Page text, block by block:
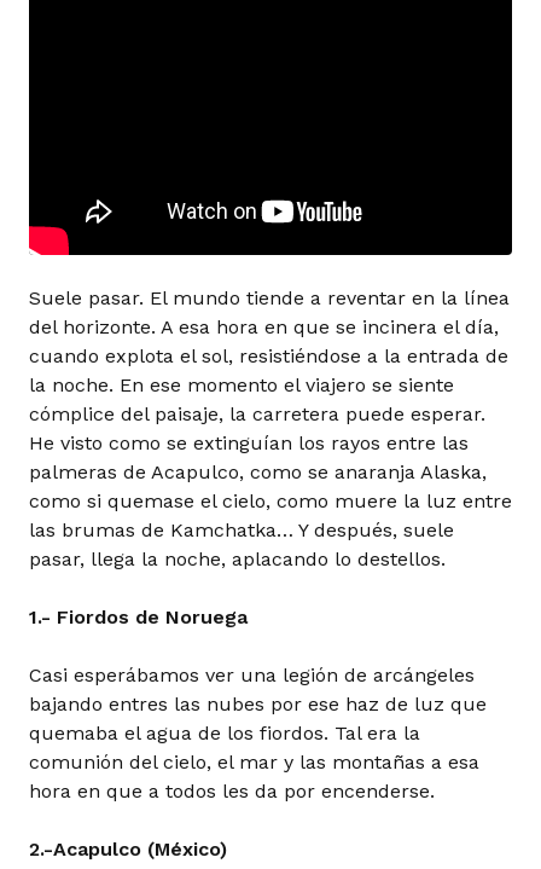
Suele pasar. El mundo tiende a reventar en la línea
del horizonte. A esa hora en que se incinera el día,
cuando explota el sol, resistiéndose a la entrada de
la noche. En ese momento el viajero se siente
cómplice del paisaje, la carretera puede esperar.
He visto como se extinguían los rayos entre las
palmeras de Acapulco, como se anaranja Alaska,
como si quemase el cielo, como muere la luz entre
las brumas de Kamchatka… Y después, suele
pasar, llega la noche, aplacando lo destellos.
1.- Fiordos de Noruega
Casi esperábamos ver una legión de arcángeles
bajando entres las nubes por ese haz de luz que
quemaba el agua de los fiordos. Tal era la
comunión del cielo, el mar y las montañas a esa
hora en que a todos les da por encenderse.
2.-Acapulco (México)